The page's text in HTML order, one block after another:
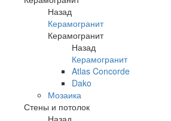
Назад
Керамогранит
Керамогранит
Назад
Керамогранит
Atlas Concorde
Dako
Мозаика
Стены и потолок
Назад